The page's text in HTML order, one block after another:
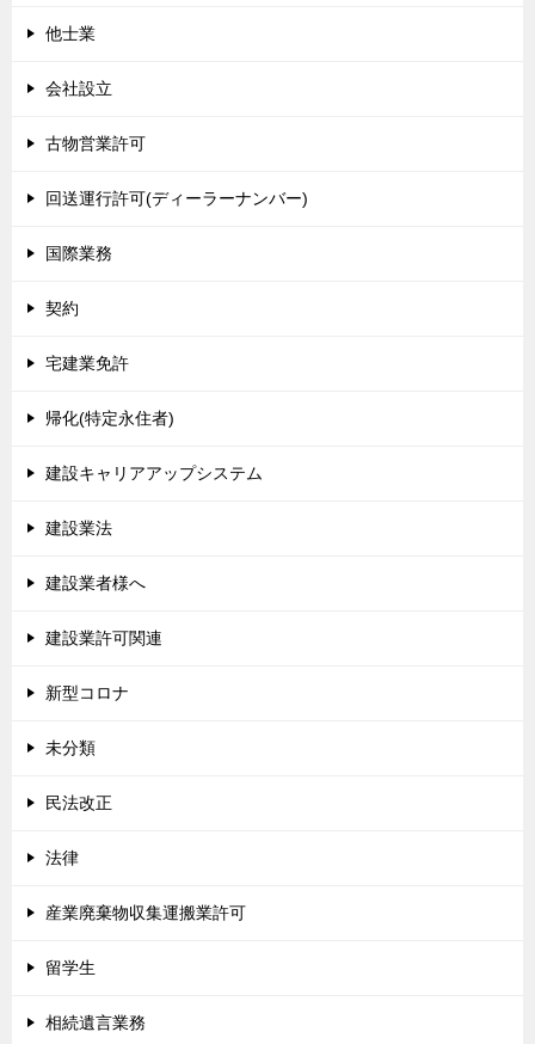
他士業
会社設立
古物営業許可
回送運行許可(ディーラーナンバー)
国際業務
契約
宅建業免許
帰化(特定永住者)
建設キャリアアップシステム
建設業法
建設業者様へ
建設業許可関連
新型コロナ
未分類
民法改正
法律
産業廃棄物収集運搬業許可
留学生
相続遺言業務